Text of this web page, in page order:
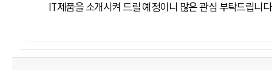
IT제품을 소개시켜 드릴 예정이니 많은 관심 부탁드립니